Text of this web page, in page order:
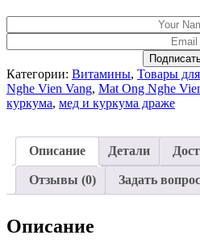
Категории: Витамины, Товары
Nghe Vien Vang, Mat Ong Nghe
куркума, мед и куркума драже
Описание Детали
Отзывы (0) Задать вопрос
Описание